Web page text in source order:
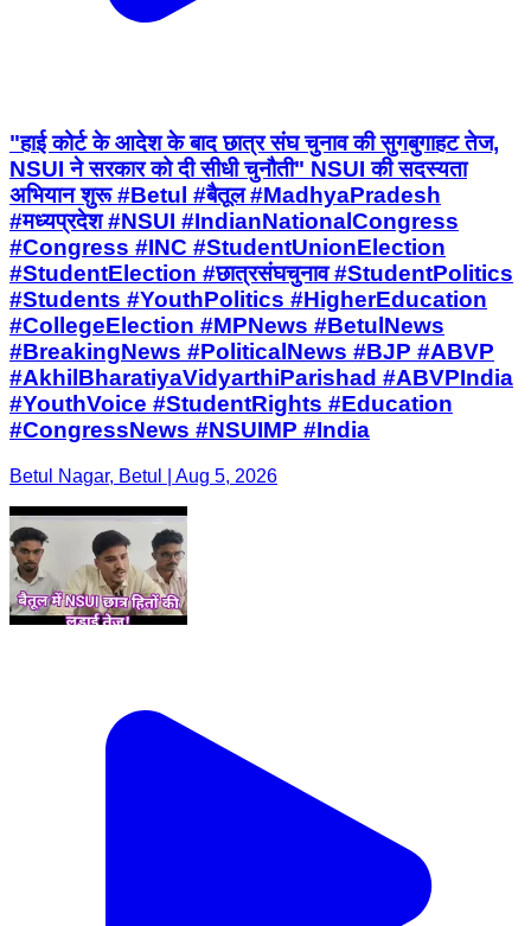
"हाई कोर्ट के आदेश के बाद छात्र संघ चुनाव की सुगबुगाहट तेज,
NSUI ने सरकार को दी सीधी चुनौती" NSUI की सदस्यता
अभियान शुरू #Betul #बैतूल #MadhyaPradesh
#मध्यप्रदेश #NSUI #IndianNationalCongress
#Congress #INC #StudentUnionElection
#StudentElection #छात्रसंघचुनाव #StudentPolitics
#Students #YouthPolitics #HigherEducation
#CollegeElection #MPNews #BetulNews
#BreakingNews #PoliticalNews #BJP #ABVP
#AkhilBharatiyaVidyarthiParishad #ABVPIndia
#YouthVoice #StudentRights #Education
#CongressNews #NSUIMP #India
Betul Nagar, Betul | Aug 5, 2026